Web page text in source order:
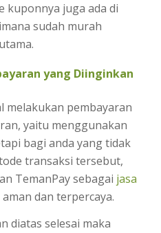
kuponnya juga ada di
sudah murah
yang Diinginkan
melakukan pembayaran
yaitu menggunakan
bagi anda yang tidak
transaksi tersebut,
TemanPay sebagai jasa
dan terpercaya.
diatas selesai maka